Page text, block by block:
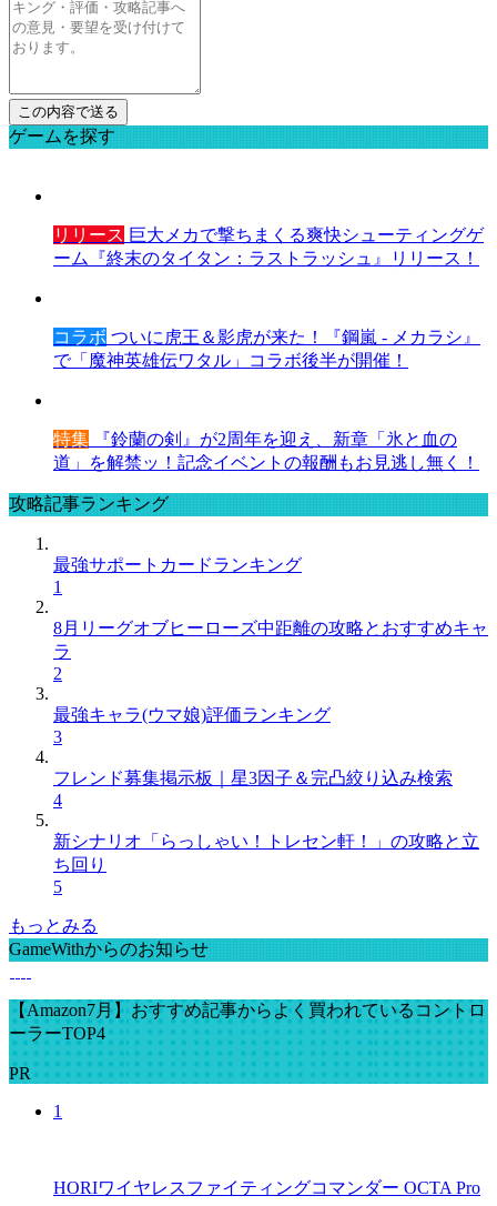
ゲームを探す
リリース 巨大メカで撃ちまくる爽快シューティングゲ
ーム『終末のタイタン：ラストラッシュ』リリース！
コラボ ついに虎王＆影虎が来た！『鋼嵐 - メカラシ』
で「魔神英雄伝ワタル」コラボ後半が開催！
特集 『鈴蘭の剣』が2周年を迎え、新章「氷と血の
道」を解禁ッ！記念イベントの報酬もお見逃し無く！
攻略記事ランキング
最強サポートカードランキング
1
8月リーグオブヒーローズ中距離の攻略とおすすめキャ
ラ
2
最強キャラ(ウマ娘)評価ランキング
3
フレンド募集掲示板｜星3因子＆完凸絞り込み検索
4
新シナリオ「らっしゃい！トレセン軒！」の攻略と立
ち回り
5
もっとみる
GameWithからのお知らせ
【Amazon7月】おすすめ記事からよく買われているコントロ
ーラーTOP4
PR
1
HORIワイヤレスファイティングコマンダー OCTA Pro